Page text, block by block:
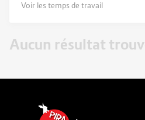
Voir les temps de travail
Aucun résultat